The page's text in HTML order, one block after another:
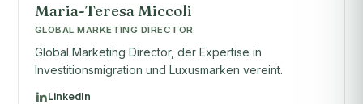
Maria-Teresa Miccoli
GLOBAL MARKETING DIRECTOR
Global Marketing Director, der Expertise in
Investitionsmigration und Luxusmarken vereint.
LinkedIn